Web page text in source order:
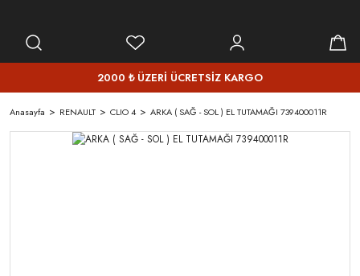
2000 ₺ ÜZERİ ÜCRETSİZ KARGO
Anasayfa RENAULT CLIO 4 ARKA ( SAĞ - SOL ) EL TUTAMAĞI 739400011R